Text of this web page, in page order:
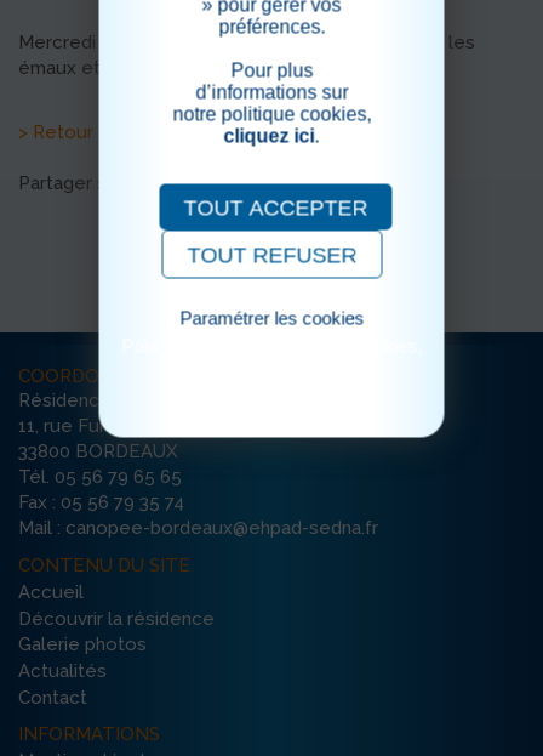
Mercredi prochain, nous commencerons à casser les
émaux et à les coller.
> Retour aux actualités
Partager sur les réseaux sociaux
COORDONNÉES
Résidence La Canopée
11, rue Furtado
33800 BORDEAUX
Tél. 05 56 79 65 65
Fax : 05 56 79 35 74
Mail : canopee-bordeaux@ehpad-sedna.fr
CONTENU DU SITE
Accueil
Découvrir la résidence
Galerie photos
Actualités
Contact
INFORMATIONS
» pour gérer vos
préférences.
Pour plus
d’informations sur
notre politique cookies,
cliquez ici.
TOUT ACCEPTER
TOUT REFUSER
Paramétrer les cookies